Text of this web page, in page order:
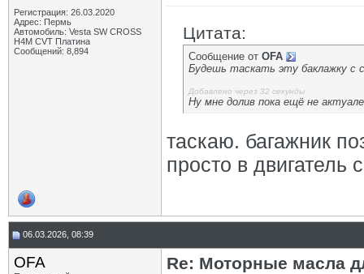
Регистрация: 26.03.2020
Адрес: Пермь
Автомобиль: Vesta SW CROSS
H4M CVT Платина
Сообщений: 8,894
Цитата:
Сообщение от OFA
Будешь таскать эту баклажку с
Добавлено через 32 секунды
Ну мне долив пока ещё не
таскаю. багажник
просто в двигатель
06.03.2026, 08:39
OFA Re: Моторные масла